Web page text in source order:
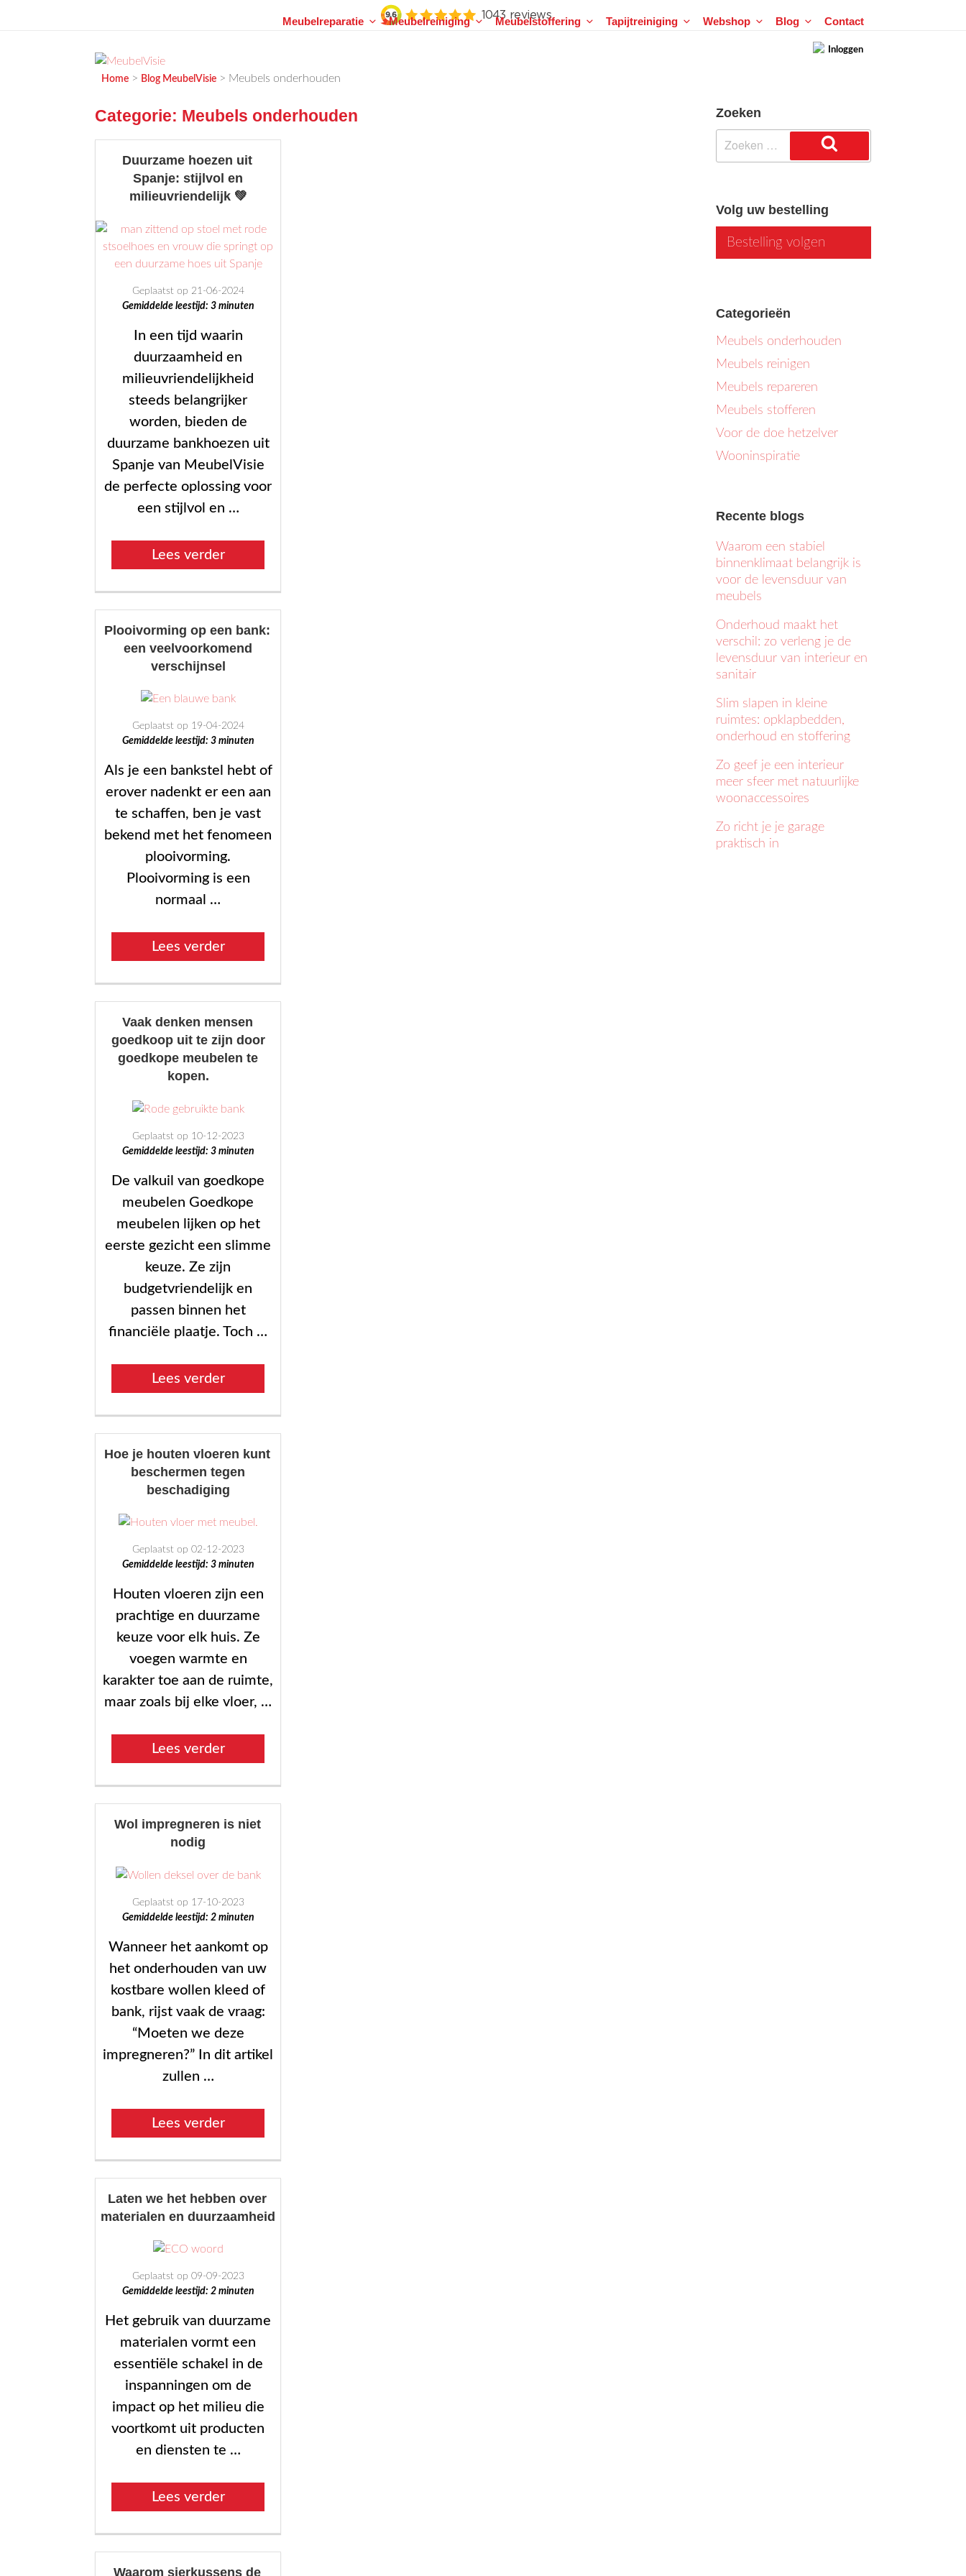
Inloggen
MEUBELVISIE
Passie voor meubels
Meubelreparatie Meubelreiniging Meubelstoffering Tapijtreiniging Webshop Blog Contact
Home > Blog MeubelVisie > Meubels onderhouden
Categorie: Meubels onderhouden
Duurzame hoezen uit
Spanje: stijlvol en
milieuvriendelijk 💚
Geplaatst op 21-06-2024
Gemiddelde leestijd: 3 minuten
In een tijd waarin
duurzaamheid en
milieuvriendelijkheid
steeds belangrijker
worden, bieden de
duurzame bankhoezen uit
Spanje van MeubelVisie
de perfecte oplossing voor
een stijlvol en …
Lees verder“Duurzame
uit
stijlvol
en
💚”
Plooivorming op een bank:
een veelvoorkomend
verschijnsel
Geplaatst op 19-04-2024
Gemiddelde leestijd: 3 minuten
Als je een bankstel hebt of
erover nadenkt er een aan
te schaffen, ben je vast
bekend met het fenomeen
plooivorming.
Plooivorming is een
normaal …
Lees verder“Plooivorming
een
een
veelvoorkomend
Vaak denken mensen
goedkoop uit te zijn door
goedkope meubelen te
kopen.
Geplaatst op 10-12-2023
Gemiddelde leestijd: 3 minuten
De valkuil van goedkope
meubelen Goedkope
meubelen lijken op het
eerste gezicht een slimme
keuze. Ze zijn
budgetvriendelijk en
passen binnen het
financiële plaatje. Toch …
Lees verder“Vaak
mensen
te
door
goedkope
meubelen
te
kopen.”
Hoe je houten vloeren kunt
beschermen tegen
beschadiging
Geplaatst op 02-12-2023
Gemiddelde leestijd: 3 minuten
Houten vloeren zijn een
prachtige en duurzame
keuze voor elk huis. Ze
voegen warmte en
karakter toe aan de ruimte,
maar zoals bij elke vloer, …
Lees verder“Hoe
houten
tegen
beschadiging”
Wol impregneren is niet
nodig
Geplaatst op 17-10-2023
Gemiddelde leestijd: 2 minuten
Wanneer het aankomt op
het onderhouden van uw
kostbare wollen kleed of
bank, rijst vaak de vraag:
“Moeten we deze
impregneren?” In dit artikel
zullen …
Lees verder“Wol
is
nodig”
Laten we het hebben over
materialen en duurzaamheid
Geplaatst op 09-09-2023
Gemiddelde leestijd: 2 minuten
Het gebruik van duurzame
materialen vormt een
essentiële schakel in de
inspanningen om de
impact op het milieu die
voortkomt uit producten
en diensten te …
Lees verder“Laten
het
Waarom sierkussens de
Zoeken
Zoeken
naar:
Zoeken
Volg uw bestelling
Bestelling volgen
Categorieën
Meubels onderhouden
Meubels reinigen
Meubels repareren
Meubels stofferen
Voor de doe hetzelver
Wooninspiratie
Recente blogs
Waarom een stabiel
binnenklimaat belangrijk is
voor de levensduur van
meubels
Onderhoud maakt het
verschil: zo verleng je de
levensduur van interieur en
sanitair
Slim slapen in kleine
ruimtes: opklapbedden,
onderhoud en stoffering
Zo geef je een interieur
meer sfeer met natuurlijke
woonaccessoires
Zo richt je je garage
praktisch in